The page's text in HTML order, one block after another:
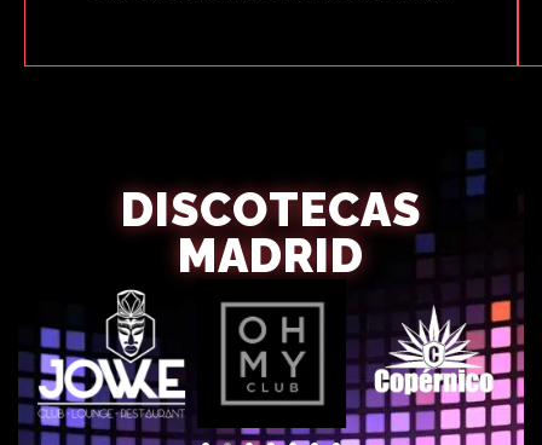
DISCOTECAS
MADRID